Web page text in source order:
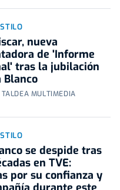
nueva
de 'Informe
tras la jubilación
Blanco
TALDEA MULTIMEDIA
se despide tras
en TVE:
por su confianza y